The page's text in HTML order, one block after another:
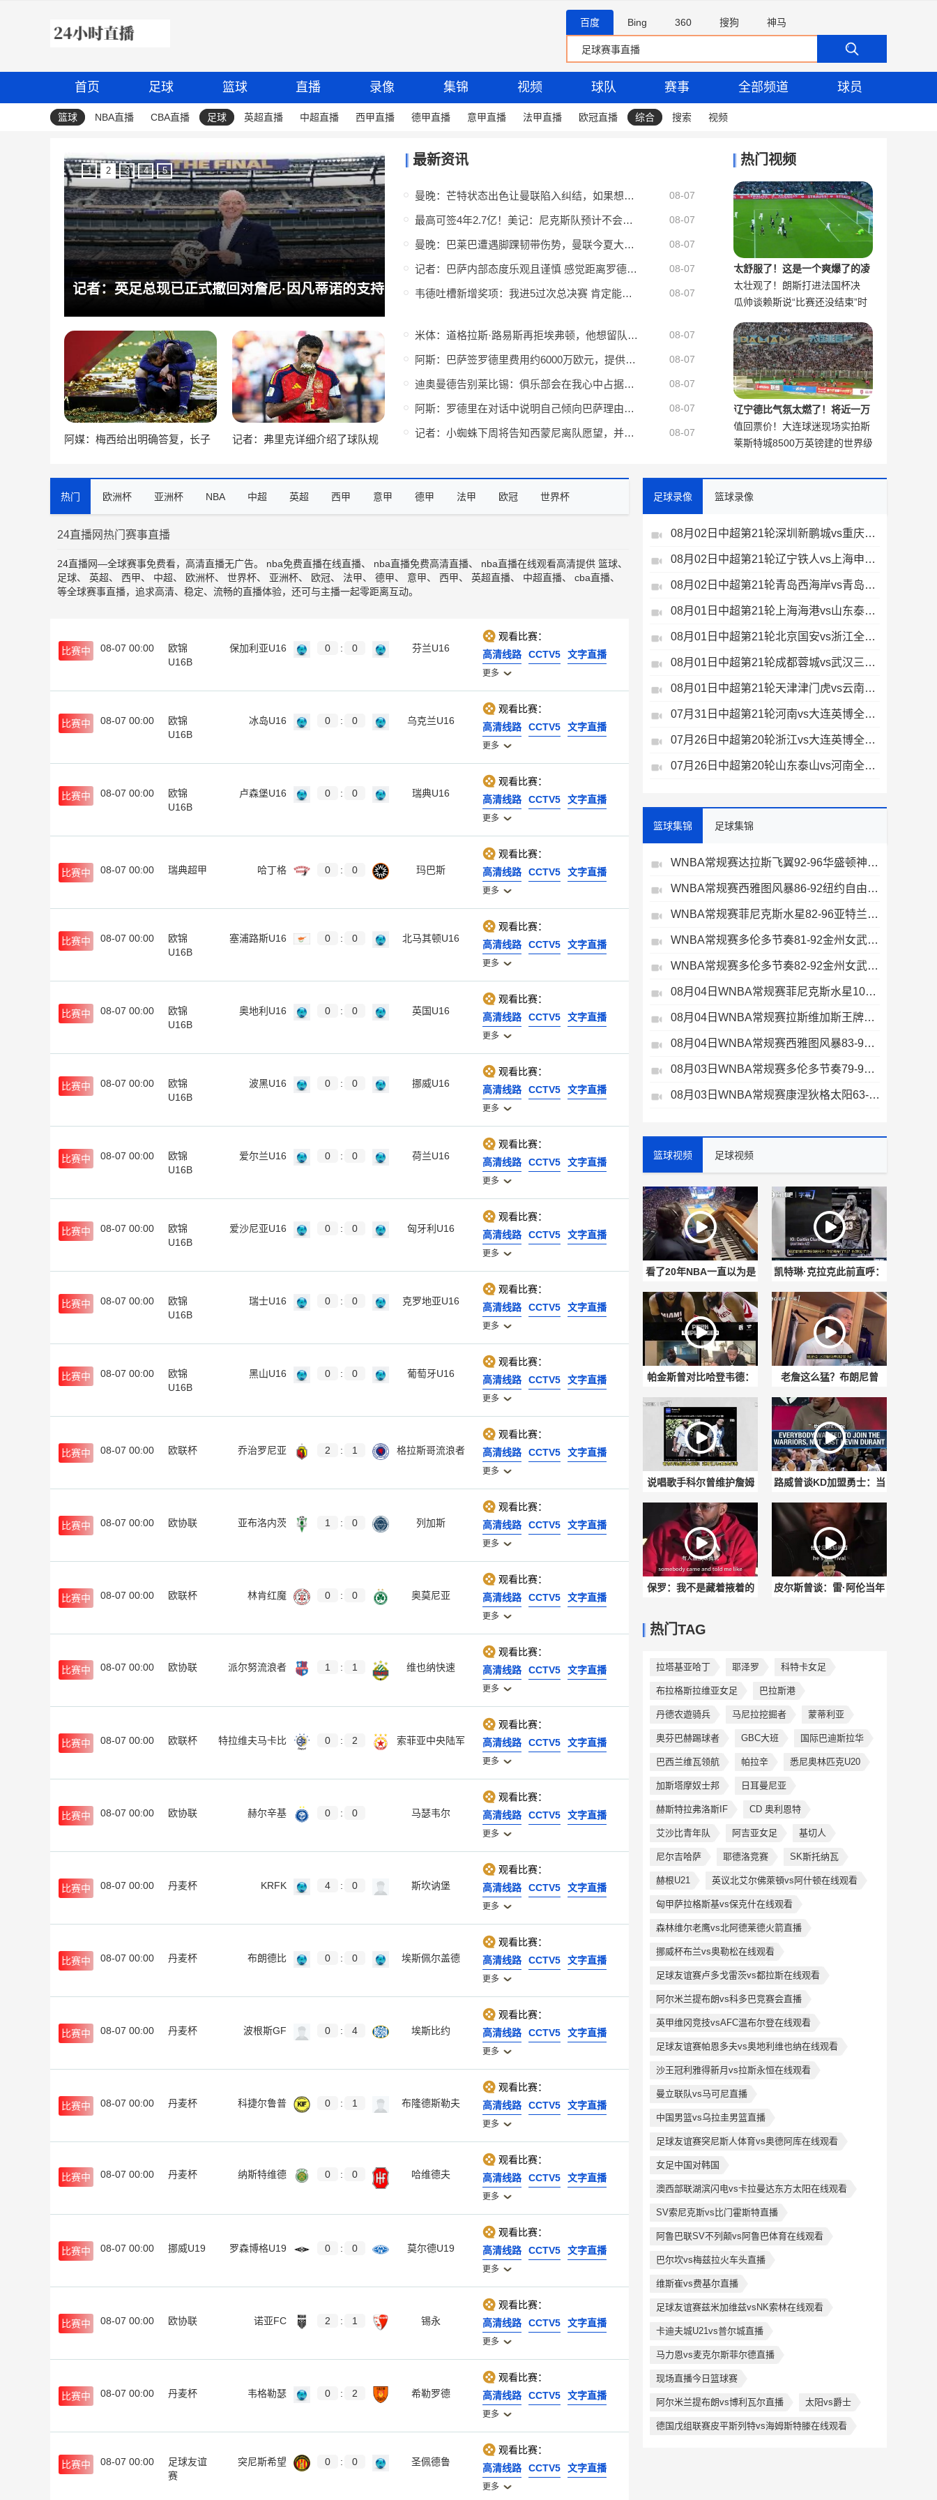
百度 Bing 360 搜狗 神马
首页 足球 篮球 直播 录像 集锦 视频 球队 赛事 全部频道 球员
篮球 NBA直播 CBA直播 足球 英超直播 中超直播 西甲直播 德甲直播 意甲直播 法甲直播 欧冠直播 综合 搜索 视频
TA：皇马内部达成共识需补强右路，穆帅用流利法语招募了迪奥曼德 记者：阿克利乌什通过体检与巴黎签约5年，转会费5000万欧元
1 2 3 4 5
阿媒：梅西给出明确答复，长子
训
记者：弗里克详细介绍了球队规
巴萨
最新资讯
曼晚：芒特状态出色让曼联陷入纠结，如果想四线争冠可能还得买人 08-07
最高可签4年2.7亿！美记：尼克斯队预计不会给唐斯提供全额顶薪 08-07
曼晚：巴莱巴遭遇脚踝韧带伤势，曼联今夏大概率不会继续追求他 08-07
记者：巴萨内部态度乐观且谨慎 感觉距离罗德里转会完成更近了 08-07
韦德吐槽新增奖项：我进5过次总决赛 肯定能拿一两个东决MVP 08-07
米体：道格拉斯·路易斯再拒埃弗顿，他想留队 但俱乐部尚未敲定 08-07
阿斯：巴萨签罗德里费用约6000万欧元，提供4年税前3000万欧合同 08-07
迪奥曼德告别莱比锡：俱乐部会在我心中占据特殊位置，感谢所有 08-07
阿斯：罗德里在对话中说明自己倾向巴萨理由，皇马对此理解＆祝好 08-07
记者：小蜘蛛下周将告知西蒙尼离队愿望，并希望得到理解和帮助 08-07
热门视频
太舒服了！这是一个爽爆了的凌
空抽射合集
太壮观了！朗斯打进法国杯决
赛，球迷疯狂冲场庆祝
瓜帅谈赖斯说“比赛还没结束”时
说：我很喜欢，这是阿森纳的精
神
辽宁德比气氛太燃了！将近一万
大连球迷现场助威
值回票价！大连球迷现场实拍斯
坦丘天外飞仙
莱斯特城8500万英镑建的世界级
热门 欧洲杯 亚洲杯 NBA 中超 英超 西甲 意甲 德甲 法甲 欧冠 世界杯
24直播网热门赛事直播
24直播网—全球赛事免费看，高清直播无广告。 nba免费直播在线直播、 nba直播免费高清直播、 nba直播在线观看高清提供 篮球、
足球、 英超、 西甲、 中超、 欧洲杯、 世界杯、 亚洲杯、 欧冠、 法甲、 德甲、 意甲、 西甲、 英超直播、 中超直播、 cba直播、
等全球赛事直播，追求高清、稳定、流畅的直播体验，还可与主播一起零距离互动。
比赛中 08-07 00:00
欧锦
U16B
保加利亚U16 0 : 0 芬兰U16
观看比赛：
高清线路
CCTV5 文字直播
更多
比赛中 08-07 00:00
欧锦
U16B
冰岛U16 0 : 0 乌克兰U16
观看比赛：
高清线路
CCTV5 文字直播
更多
比赛中 08-07 00:00
欧锦
U16B
卢森堡U16 0 : 0 瑞典U16
观看比赛：
高清线路
CCTV5 文字直播
更多
比赛中 08-07 00:00 瑞典超甲 哈丁格 0 : 0 玛巴斯
观看比赛：
高清线路
CCTV5 文字直播
更多
比赛中 08-07 00:00
欧锦
U16B
塞浦路斯U16 0 : 0 北马其顿U16
观看比赛：
高清线路
CCTV5 文字直播
更多
比赛中 08-07 00:00
欧锦
U16B
奥地利U16 0 : 0 英国U16
观看比赛：
高清线路
CCTV5 文字直播
更多
比赛中 08-07 00:00
欧锦
U16B
波黑U16 0 : 0 挪威U16
观看比赛：
高清线路
CCTV5 文字直播
更多
比赛中 08-07 00:00
欧锦
U16B
爱尔兰U16 0 : 0 荷兰U16
观看比赛：
高清线路
CCTV5 文字直播
更多
比赛中 08-07 00:00
欧锦
U16B
爱沙尼亚U16 0 : 0 匈牙利U16
观看比赛：
高清线路
CCTV5 文字直播
更多
比赛中 08-07 00:00
欧锦
U16B
瑞士U16 0 : 0 克罗地亚U16
观看比赛：
高清线路
CCTV5 文字直播
更多
比赛中 08-07 00:00
欧锦
U16B
黑山U16 0 : 0 葡萄牙U16
观看比赛：
高清线路
CCTV5 文字直播
更多
比赛中 08-07 00:00 欧联杯 乔治罗尼亚 2 : 1 格拉斯哥流浪者
观看比赛：
高清线路
CCTV5 文字直播
更多
比赛中 08-07 00:00 欧协联 亚布洛内茨 1 : 0 列加斯
观看比赛：
高清线路
CCTV5 文字直播
更多
比赛中 08-07 00:00 欧联杯 林肯红魔 0 : 0 奥莫尼亚
观看比赛：
高清线路
CCTV5 文字直播
更多
比赛中 08-07 00:00 欧协联 派尔努流浪者 1 : 1 维也纳快速
观看比赛：
高清线路
CCTV5 文字直播
更多
比赛中 08-07 00:00 欧联杯 特拉维夫马卡比 0 : 2 索菲亚中央陆军
观看比赛：
高清线路
CCTV5 文字直播
更多
比赛中 08-07 00:00 欧协联 赫尔辛基 0 : 0 马瑟韦尔
观看比赛：
高清线路
CCTV5 文字直播
更多
比赛中 08-07 00:00 丹麦杯 KRFK 4 : 0 斯坎讷堡
观看比赛：
高清线路
CCTV5 文字直播
更多
比赛中 08-07 00:00 丹麦杯 布朗德比 0 : 0 埃斯佩尔盖德
观看比赛：
高清线路
CCTV5 文字直播
更多
比赛中 08-07 00:00 丹麦杯 波根斯GF 0 : 4 埃斯比约
观看比赛：
高清线路
CCTV5 文字直播
更多
比赛中 08-07 00:00 丹麦杯 科捷尔鲁普 0 : 1 布隆德斯勒夫
观看比赛：
高清线路
CCTV5 文字直播
更多
比赛中 08-07 00:00 丹麦杯 纳斯特维德 0 : 0 哈维德夫
观看比赛：
高清线路
CCTV5 文字直播
更多
比赛中 08-07 00:00 挪威U19 罗森博格U19 0 : 0 莫尔德U19
观看比赛：
高清线路
CCTV5 文字直播
更多
比赛中 08-07 00:00 欧协联 诺亚FC 2 : 1 锡永
观看比赛：
高清线路
CCTV5 文字直播
更多
比赛中 08-07 00:00 丹麦杯 韦格勒瑟 0 : 2 希勒罗德
观看比赛：
高清线路
CCTV5 文字直播
更多
比赛中 08-07 00:00
足球友谊
赛
突尼斯希望 0 : 0 圣佩德鲁
观看比赛：
高清线路
CCTV5 文字直播
更多
足球录像 篮球录像
08月02日中超第21轮深圳新鹏城vs重庆铜梁龙全场录像
08月02日中超第21轮辽宁铁人vs上海申花全场录像
08月02日中超第21轮青岛西海岸vs青岛海牛全场录像
08月01日中超第21轮上海海港vs山东泰山全场录像
08月01日中超第21轮北京国安vs浙江全场录像
08月01日中超第21轮成都蓉城vs武汉三镇全场录像
08月01日中超第21轮天津津门虎vs云南玉昆全场录像
07月31日中超第21轮河南vs大连英博全场录像
07月26日中超第20轮浙江vs大连英博全场录像
07月26日中超第20轮山东泰山vs河南全场录像
篮球集锦 足球集锦
WNBA常规赛达拉斯飞翼92-96华盛顿神秘人全场集锦
WNBA常规赛西雅图风暴86-92纽约自由人全场集锦
WNBA常规赛菲尼克斯水星82-96亚特兰大梦想全场集锦
WNBA常规赛多伦多节奏81-92金州女武神全场集锦
WNBA常规赛多伦多节奏82-92金州女武神全场集锦
08月04日WNBA常规赛菲尼克斯水星106-101芝加哥天空全场集锦
08月04日WNBA常规赛拉斯维加斯王牌109-87亚特兰大梦想全场集锦
08月04日WNBA常规赛西雅图风暴83-95纽约自由人全场集锦
08月03日WNBA常规赛多伦多节奏79-96金州女武神全场集锦
08月03日WNBA常规赛康涅狄格太阳63-83达拉斯飞翼全场集锦
篮球视频 足球视频
看了20年NBA一直以为是
录音，结果是现场弹的？
凯特琳·克拉克此前直呼：
詹姆斯就是我心中的
GOAT！
帕金斯曾对比哈登韦德：
哈登碰的可是宇宙勇，连
詹姆斯都搞不定！
老詹这么猛？布朗尼曾
谈：上次和我老爹单挑
时，他把篮板扣碎了！
说唱歌手科尔曾维护詹姆
斯：网上怎么这么对他？
他并不是在作秀
路威曾谈KD加盟勇士：当
年勇士打的是真正的团队
篮球，谁都想去
保罗：我不是藏着掖着的
止我给队友提建议
皮尔斯曾谈：雷·阿伦当年
热门TAG
拉塔基亚哈丁 耶泽罗 科特卡女足
布拉格斯拉维亚女足 巴拉斯港
丹德农遊骑兵 马尼拉挖掘者 蒙蒂利亚
奥芬巴赫踢球者 GBC大班 国际巴迪斯拉华
巴西兰维瓦领航 帕拉辛 悉尼奥林匹克U20
加斯塔摩奴士邦 日耳曼尼亚
赫斯特拉弗洛斯IF CD 奥利恩特
艾沙比青年队 阿吉亚女足 基切人
尼尔吉哈萨 耶德洛竞赛 SK斯托纳瓦
赫根U21 英议北艾尔佛萊頓vs阿什顿在线观看
匈甲萨拉格斯基vs保克什在线观看
森林维尔老鹰vs北阿德莱德火箭直播
挪威杯布兰vs奥勒松在线观看
足球友谊赛卢多戈雷茨vs都拉斯在线观看
阿尔米兰提布朗vs科多巴竞赛会直播
英甲维冈竞技vsAFC温布尔登在线观看
足球友谊赛帕恩多夫vs奥地利维也纳在线观看
沙王冠利雅得新月vs拉斯永恒在线观看
曼立联队vs马可尼直播
中国男篮vs乌拉圭男篮直播
足球友谊赛突尼斯人体育vs奥德阿库在线观看
女足中国对韩国
澳西部联湖滨闪电vs卡拉曼达东方太阳在线观看
SV索尼克斯vs比门霍斯特直播
阿鲁巴联SV不列颠vs阿鲁巴体育在线观看
巴尔坎vs梅兹拉火车头直播
维斯崔vs费基尔直播
足球友谊赛兹米加维兹vsNK索林在线观看
卡迪夫城U21vs普尔城直播
马力恩vs麦克尔斯菲尔德直播
现场直播今日篮球赛
阿尔米兰提布朗vs博利瓦尔直播 太阳vs爵士
德国戊组联赛皮平斯列特vs海姆斯特滕在线观看